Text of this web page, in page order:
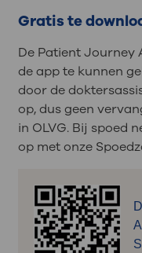
Gratis te
De Patient Journey
de app te kunnen
door de
op, dus geen
in OLVG. Bij spoed
op met onze